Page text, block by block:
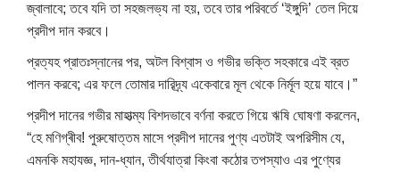
জ্বালাবে; তবে যদি তা সহজলভ্য না হয়, তবে তার পরিবর্তে ‘ইঙ্গুদি’ তেল দিয়ে
প্রদীপ দান করবে।
প্রত্যহ প্রাতঃস্নানের পর, অটল বিশ্বাস ও গভীর ভক্তি সহকারে এই ব্রত
পালন করবে; এর ফলে তোমার দারিদ্র্য একেবারে মূল থেকে নির্মূল হয়ে যাবে।”
প্রদীপ দানের গভীর মাহাত্ম্য বিশদভাবে বর্ণনা করতে গিয়ে ঋষি ঘোষণা করলেন,
“হে মণিগ্ৰীব! পুরুষোত্তম মাসে প্রদীপ দানের পুণ্য এতটাই অপরিসীম যে,
এমনকি মহাযজ্ঞ, দান-ধ্যান, তীর্থযাত্রা কিংবা কঠোর তপস্যাও এর পুণ্যের